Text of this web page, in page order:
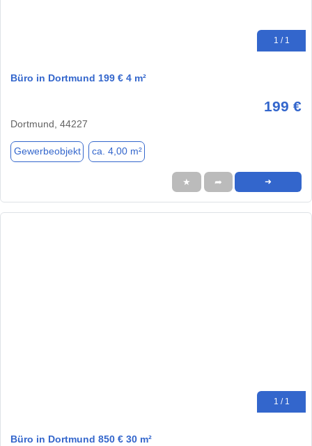
1 / 1
Büro in Dortmund 199 € 4 m²
199 €
Dortmund, 44227
Gewerbeobjekt ca. 4,00 m²
★ ➦ ➜
1 / 1
Büro in Dortmund 850 € 30 m²